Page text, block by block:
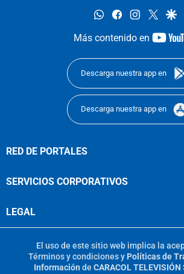
whatsappfacebookinstagram
twitter
Más contenido en
Descarga nuestra app en
Descarga nuestra app en
RED DE PORTALES
SERVICIOS CORPORATIVOS
LEGAL
El uso de este sitio web implica la
Términos y condicionesy Políticas de
Información de CARACOL TELEVISIÓN